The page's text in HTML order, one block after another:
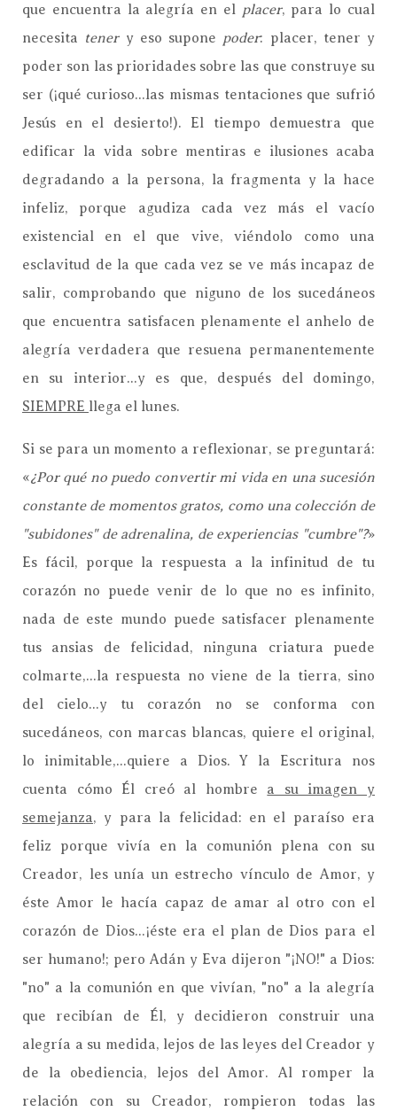
que encuentra la alegría en el placer, para lo cual
necesita tener y eso supone poder: placer, tener y
poder son las prioridades sobre las que construye su
ser (¡qué curioso...las mismas tentaciones que sufrió
Jesús en el desierto!). El tiempo demuestra que
edificar la vida sobre mentiras e ilusiones acaba
degradando a la persona, la fragmenta y la hace
infeliz, porque agudiza cada vez más el vacío
existencial en el que vive, viéndolo como una
esclavitud de la que cada vez se ve más incapaz de
salir, comprobando que niguno de los sucedáneos
que encuentra satisfacen plenamente el anhelo de
alegría verdadera que resuena permanentemente
en su interior...y es que, después del domingo,
SIEMPRE llega el lunes.
Si se para un momento a reflexionar, se preguntará:
«¿Por qué no puedo convertir mi vida en una sucesión
constante de momentos gratos, como una colección de
"subidones" de adrenalina, de experiencias "cumbre"?»
Es fácil, porque la respuesta a la infinitud de tu
corazón no puede venir de lo que no es infinito,
nada de este mundo puede satisfacer plenamente
tus ansias de felicidad, ninguna criatura puede
colmarte,...la respuesta no viene de la tierra, sino
del cielo...y tu corazón no se conforma con
sucedáneos, con marcas blancas, quiere el original,
lo inimitable,...quiere a Dios. Y la Escritura nos
cuenta cómo Él creó al hombre a su imagen y
semejanza, y para la felicidad: en el paraíso era
feliz porque vivía en la comunión plena con su
Creador, les unía un estrecho vínculo de Amor, y
éste Amor le hacía capaz de amar al otro con el
corazón de Dios...¡éste era el plan de Dios para el
ser humano!; pero Adán y Eva dijeron "¡NO!" a Dios:
"no" a la comunión en que vivían, "no" a la alegría
que recibían de Él, y decidieron construir una
alegría a su medida, lejos de las leyes del Creador y
de la obediencia, lejos del Amor. Al romper la
relación con su Creador, rompieron todas las